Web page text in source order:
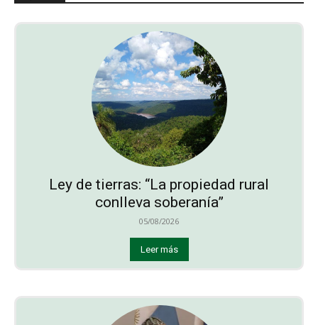
Ley de tierras: “La propiedad rural
conlleva soberanía”
05/08/2026
Leer más